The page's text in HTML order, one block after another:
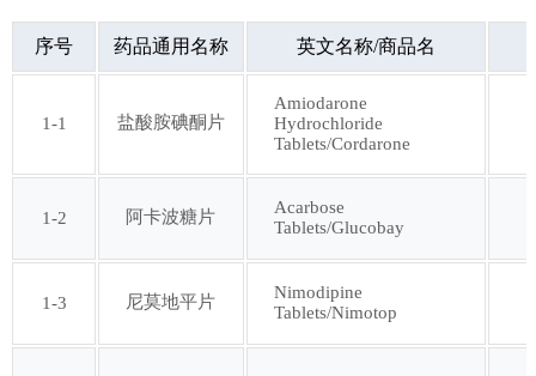
第十一批 第十二批
第十七批 第十八批
第十九批 第二十批
序号 药品通用名称 英文名称/商品名
1-1 盐酸胺碘酮片
Amiodarone
Hydrochloride
Tablets/Cordarone
1-2 阿卡波糖片
Acarbose
Tablets/Glucobay
1-3 尼莫地平片
Nimodipine
Tablets/Nimotop